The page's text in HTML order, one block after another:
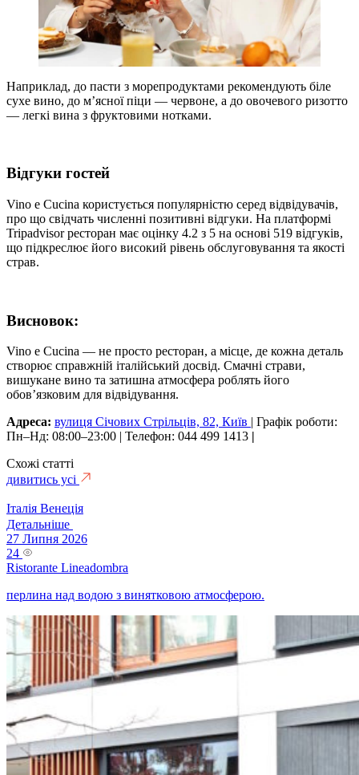
Наприклад, до пасти з морепродуктами рекомендують біле
сухе вино, до м’ясної піци — червоне, а до овочевого ризотто
— легкі вина з фруктовими нотками.
Відгуки гостей
Vino e Cucina користується популярністю серед відвідувачів,
про що свідчать численні позитивні відгуки. На платформі
Tripadvisor ресторан має оцінку 4.2 з 5 на основі 519 відгуків,
що підкреслює його високий рівень обслуговування та якості
страв.
Висновок:
Vino e Cucina — не просто ресторан, а місце, де кожна деталь
створює справжній італійський досвід. Смачні страви,
вишукане вино та затишна атмосфера роблять його
обов’язковим для відвідування.
Адреса: вулиця Січових Стрільців, 82, Київ | Графік роботи:
Пн–Нд: 08:00–23:00 | Телефон: 044 499 1413 |
Схожі статті
дивитись усі
Італія Венеція
Детальніше
27 Липня 2026
24
Ristorante Lineadombra
перлина над водою з винятковою атмосферою.